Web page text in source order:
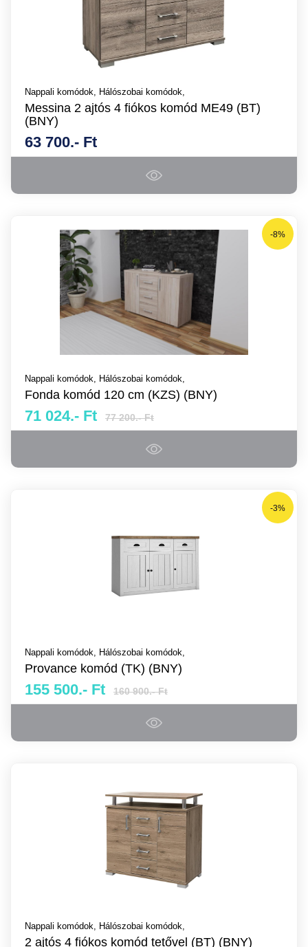
Nappali komódok, Hálószobai komódok,
Messina 2 ajtós 4 fiókos komód ME49 (BT)
(BNY)
63 700.- Ft
-8%
Nappali komódok, Hálószobai komódok,
Fonda komód 120 cm (KZS) (BNY)
71 024.- Ft 77 200.- Ft
-3%
Nappali komódok, Hálószobai komódok,
Provance komód (TK) (BNY)
155 500.- Ft 160 900.- Ft
Nappali komódok, Hálószobai komódok,
2 ajtós 4 fiókos komód tetővel (BT) (BNY)